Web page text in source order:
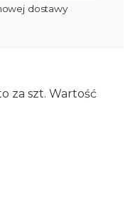
dostawy
za szt. Wartość